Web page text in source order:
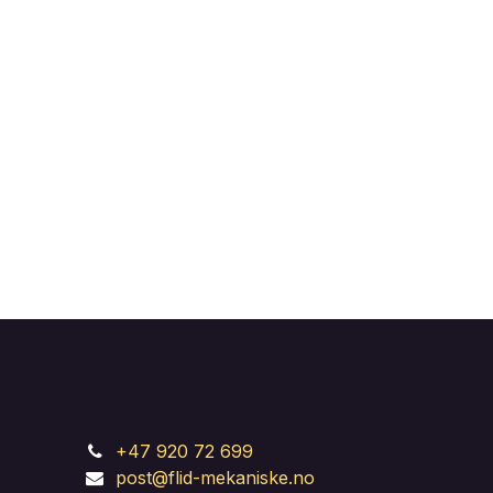
+47 920 72 699
post@flid-mekaniske.no